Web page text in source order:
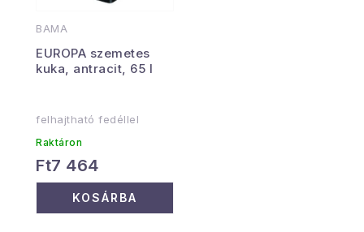
BAMA
EUROPA szemetes
kuka, antracit, 65 l
felhajtható fedéllel
Raktáron
Ft7 464
KOSÁRBA